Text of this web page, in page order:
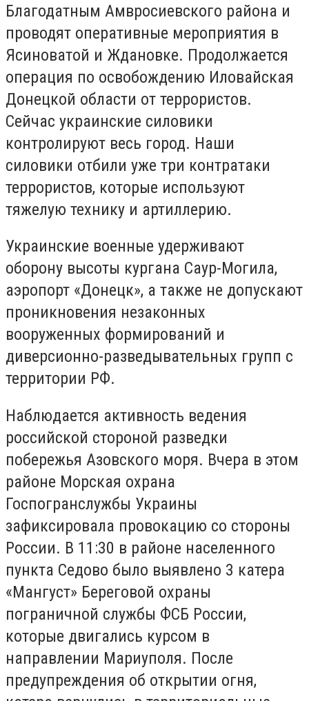
Благодатным Амвросиевского района и
проводят оперативные мероприятия в
Ясиноватой и Ждановке. Продолжается
операция по освобождению Иловайская
Донецкой области от террористов.
Сейчас украинские силовики
контролируют весь город. Наши
силовики отбили уже три контратаки
террористов, которые используют
тяжелую технику и артиллерию.
Украинские военные удерживают
оборону высоты кургана Саур-Могила,
аэропорт «Донецк», а также не допускают
проникновения незаконных
вооруженных формирований и
диверсионно-разведывательных групп с
территории РФ.
Наблюдается активность ведения
российской стороной разведки
побережья Азовского моря. Вчера в этом
районе Морская охрана
Госпогранслужбы Украины
зафиксировала провокацию со стороны
России. В 11:30 в районе населенного
пункта Седово было выявлено 3 катера
«Мангуст» Береговой охраны
пограничной службы ФСБ России,
которые двигались курсом в
направлении Мариуполя. После
предупреждения об открытии огня,